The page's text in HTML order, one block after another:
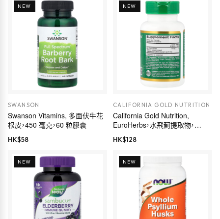
NEW
SWANSON
Swanson Vitamins, 多面伏牛花
根皮，450 毫克，60 粒膠囊
HK$58
NEW
CALIFORNIA GOLD NUTRITION
California Gold Nutrition,
EuroHerbs，水飛薊提取物，
Euromed 品質，175 毫克，60 粒
素食膠囊
HK$128
NEW NEW